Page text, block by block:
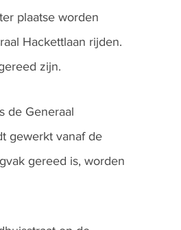
plaatse worden
Hackettlaan rijden.
zijn.
de Generaal
gewerkt vanaf de
gereed is, worden